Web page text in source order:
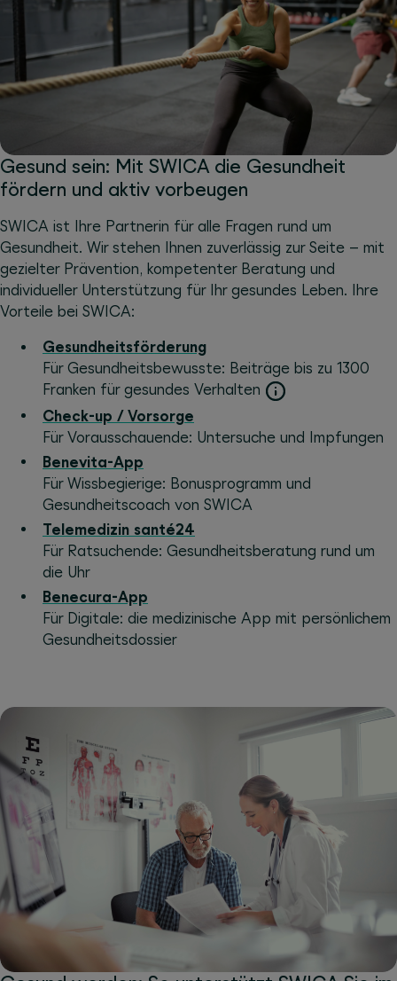
Gesund sein: Mit SWICA die Gesundheit
fördern und aktiv vorbeugen
SWICA ist Ihre Partnerin für alle Fragen rund um
Gesundheit. Wir stehen Ihnen zuverlässig zur Seite – mit
gezielter Prävention, kompetenter Beratung und
individueller Unterstützung für Ihr gesundes Leben. Ihre
Vorteile bei SWICA:
Gesundheitsförderung
Für Gesundheitsbewusste: Beiträge bis zu 1300
Franken für gesundes Verhalten
Check-up / Vorsorge
Für Vorausschauende: Untersuche und Impfungen
Benevita-App
Für Wissbegierige: Bonusprogramm und
Gesundheitscoach von SWICA
Telemedizin santé24
Für Ratsuchende: Gesundheitsberatung rund um
die Uhr
Benecura-App
Für Digitale: die medizinische App mit persönlichem
Gesundheitsdossier